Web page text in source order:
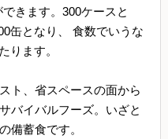
きます。300ケースと
缶となり、 食数でいうな
ります。
ト、省スペースの面から
バイバルフーズ。いざと
備蓄食です。